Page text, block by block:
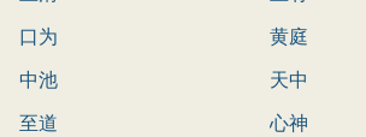
口为
黄庭
中池
天中
至道
心神